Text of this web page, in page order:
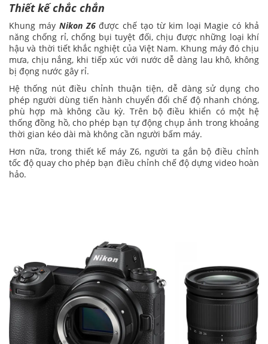
Thiết kế chắc chắn
Khung máy Nikon Z6được chế tạo từ kim loại Magie có khả
năng chống rỉ, chống bụi tuyệt đối, chịu được những loại khí
hậu và thời tiết khắc nghiệt của Việt Nam. Khung máy đó chịu
mưa, chịu nắng, khi tiếp xúc với nước dễ dàng lau khô, không
bị đọng nước gây rỉ.
Hệ thống nút điều chỉnh thuận tiện, dễ dàng sử dụng cho
phép người dùng tiến hành chuyển đổi chế độ nhanh chóng,
phù hợp mà không cầu kỳ. Trên bộ điều khiển có một hệ
thống đồng hồ, cho phép bạn tự động chụp ảnh trong khoảng
thời gian kéo dài mà không cần người bấm máy.
Hơn nữa, trong thiết kế máy Z6, người ta gắn bộ điều chỉnh
tốc độ quay cho phép bạn điều chỉnh chế độ dựng video hoàn
hảo.